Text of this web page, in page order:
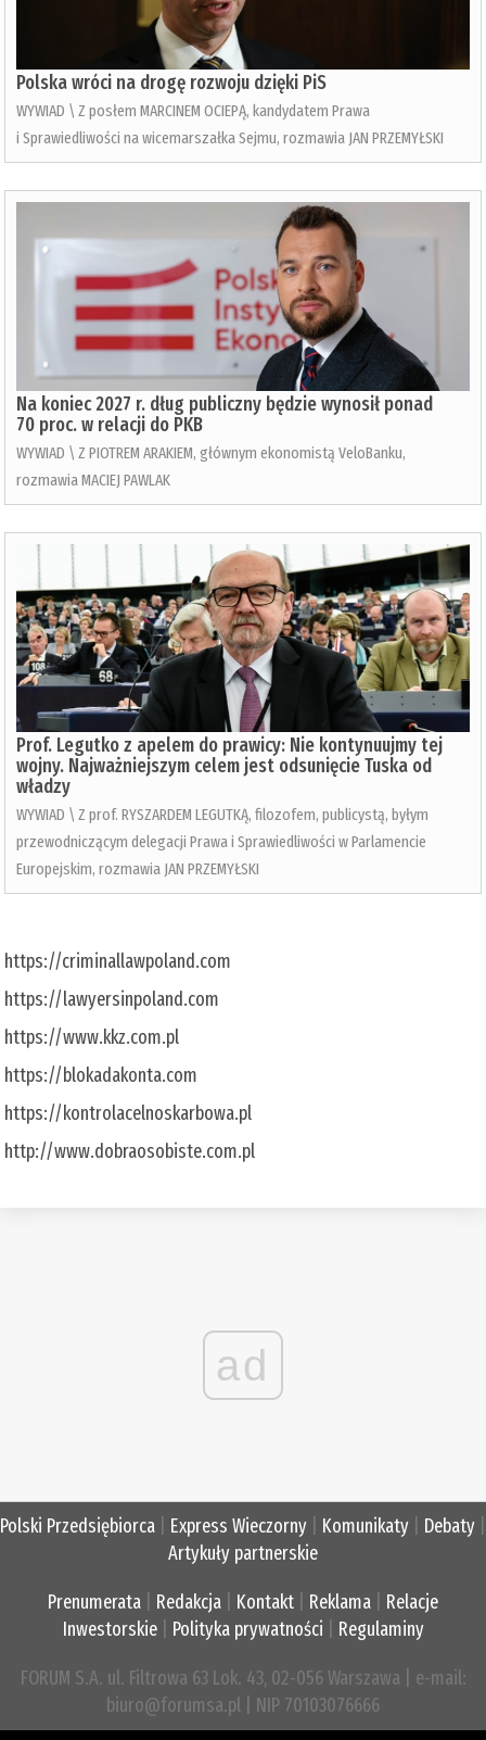
Polska wróci na drogę rozwoju dzięki PiS
WYWIAD \ Z posłem MARCINEM OCIEPĄ, kandydatem Prawa
i Sprawiedliwości na wicemarszałka Sejmu, rozmawia JAN PRZEMYŁSKI
Na koniec 2027 r. dług publiczny będzie wynosił ponad
70 proc. w relacji do PKB
WYWIAD \ Z PIOTREM ARAKIEM, głównym ekonomistą VeloBanku,
rozmawia MACIEJ PAWLAK
Prof. Legutko z apelem do prawicy: Nie kontynuujmy tej
wojny. Najważniejszym celem jest odsunięcie Tuska od
władzy
WYWIAD \ Z prof. RYSZARDEM LEGUTKĄ, filozofem, publicystą, byłym
przewodniczącym delegacji Prawa i Sprawiedliwości w Parlamencie
Europejskim, rozmawia JAN PRZEMYŁSKI
https://criminallawpoland.com
https://lawyersinpoland.com
https://www.kkz.com.pl
https://blokadakonta.com
https://kontrolacelnoskarbowa.pl
http://www.dobraosobiste.com.pl
ad
Polski Przedsiębiorca Express Wieczorny Komunikaty Debaty
Artykuły partnerskie
Prenumerata Redakcja Kontakt Reklama
Relacje
Inwestorskie| Polityka prywatności Regulaminy
FORUM S.A. ul. Filtrowa 63 Lok. 43, 02-056 Warszawa | e-mail:
biuro@forumsa.pl | NIP 70103076666